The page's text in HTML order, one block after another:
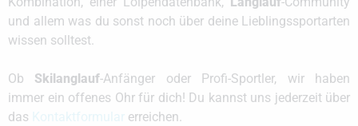
und allem was du sonst noch über deine Lieblingssportarten
wissen solltest.
Ob Skilanglauf-Anfänger oder Profi-Sportler, wir haben
immer ein offenes Ohr für dich! Du kannst uns jederzeit über
das
erreichen.